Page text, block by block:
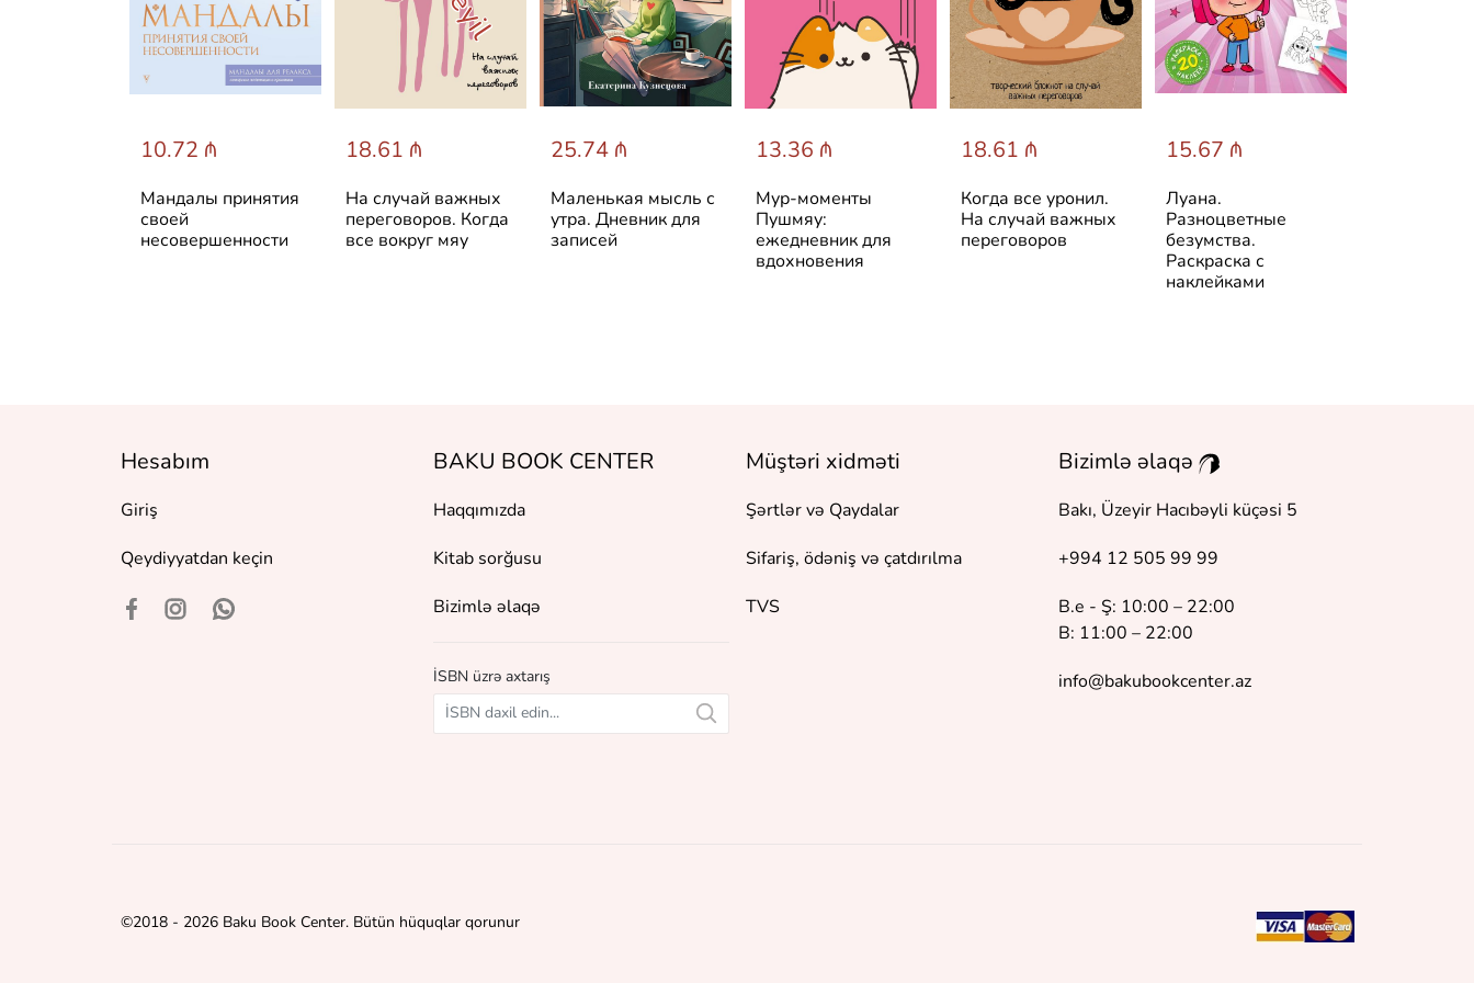
10.72 ₼
Мандалы принятия
своей
несовершенности
18.61 ₼
На случай важных
переговоров. Когда
все вокруг мяу
25.74 ₼
Маленькая мысль с
утра. Дневник для
записей
13.36 ₼
Мур-моменты
Пушмяу:
ежедневник для
вдохновения
18.61 ₼
Когда все уронил.
На случай важных
переговоров
15.67 ₼
Луана.
Разноцветные
безумства.
Раскраска с
наклейками
Hesabım
Giriş
Qeydiyyatdan keçin
BAKU BOOK CENTER
Haqqımızda
Kitab sorğusu
Bizimlə əlaqə
İSBN üzrə axtarış
Müştəri xidməti
Şərtlər və Qaydalar
Sifariş, ödəniş və çatdırılma
TVS
Bizimlə əlaqə
Bakı, Üzeyir Hacıbəyli küçəsi 5
+994 12 505 99 99
B.e - Ş: 10:00 – 22:00
B: 11:00 – 22:00
info@bakubookcenter.az
©2018 - 2026 Baku Book Center. Bütün hüquqlar qorunur